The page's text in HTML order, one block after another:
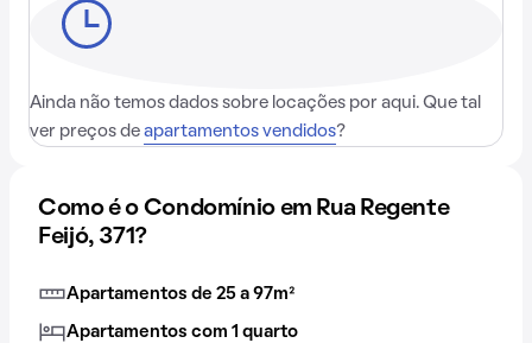
Ainda não temos dados sobre locações por aqui. Que tal
ver preços de apartamentos vendidos?
Como é o Condomínio em Rua Regente
Feijó, 371?
Apartamentos de 25 a 97m²
Apartamentos com 1 quarto